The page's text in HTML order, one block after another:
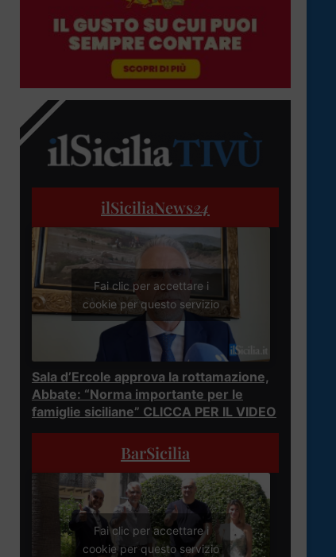
ilSiciliaNews24
Fai clic per accettare i
cookie per questo servizio
Sala d’Ercole approva la rottamazione,
Abbate: “Norma importante per le
famiglie siciliane” CLICCA PER IL VIDEO
BarSicilia
Fai clic per accettare i
cookie per questo servizio